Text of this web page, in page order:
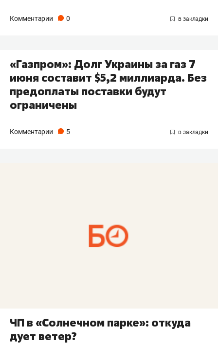
Комментарии 0
«Газпром»: Долг Украины за газ 7
июня составит $5,2 миллиарда. Без
предоплаты поставки будут
ограничены
Комментарии 5
ЧП в «Солнечном парке»: откуда
дует ветер?